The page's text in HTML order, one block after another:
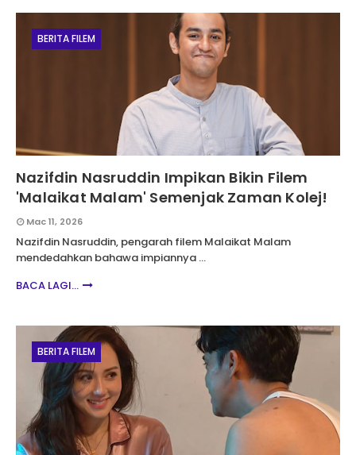
BERITA FILEM
Nazifdin Nasruddin Impikan Bikin Filem
'Malaikat Malam' Semenjak Zaman Kolej!
Mac 11, 2026
Nazifdin Nasruddin, pengarah filem Malaikat Malam
mendedahkan bahawa impiannya …
BACA LAGI...
BERITA FILEM